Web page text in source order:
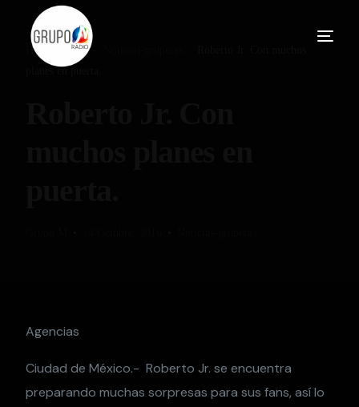
Home Blog
planes en puerta.
Agencias
Ciudad de México.- Roberto Jr. se encuentra
preparando muchas sorpresas para sus fans, así lo